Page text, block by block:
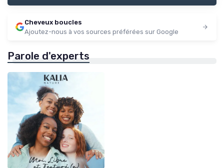
Cheveux boucles
Ajoutez-nous à vos sources préférées sur Google
Parole d'experts